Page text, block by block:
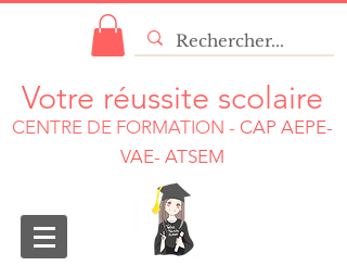
Votre réussite scolaire
CENTRE DE FORMATION - CAP AEPE-
VAE- ATSEM